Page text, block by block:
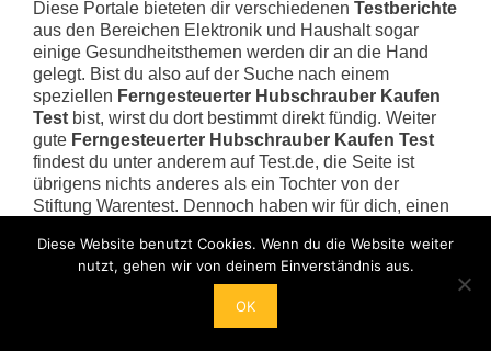
Diese Portale bieteten dir verschiedenen Testberichte
aus den Bereichen Elektronik und Haushalt sogar
einige Gesundheitsthemen werden dir an die Hand
gelegt. Bist du also auf der Suche nach einem
speziellen Ferngesteuerter Hubschrauber Kaufen
Test bist, wirst du dort bestimmt direkt fündig. Weiter
gute Ferngesteuerter Hubschrauber Kaufen Test
findest du unter anderem auf Test.de, die Seite ist
übrigens nichts anderes als ein Tochter von der
Stiftung Warentest. Dennoch haben wir für dich, einen
Kaufratgeberverfasst, so weisst du genau, was bei
dem Kauf wichtig ist. Es gibt nämlich viele
solltest. Dadurch können wir sicherstellen, dass du
Diese Website benutzt Cookies. Wenn du die Website weiter
nutzt, gehen wir von deinem Einverständnis aus.
OK